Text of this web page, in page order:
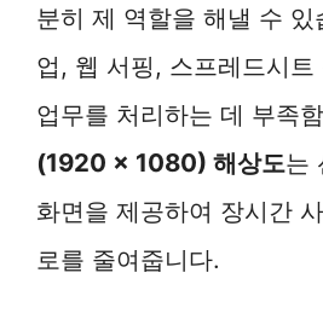
분히 제 역할을 해낼 수
업, 웹 서핑, 스프레드시트
업무를 처리하는 데 부족
(1920 x 1080) 해상도는
화면을 제공하여 장시간
로를 줄여줍니다.